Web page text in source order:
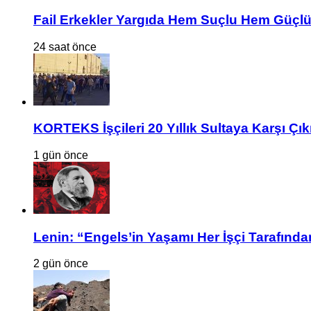
Fail Erkekler Yargıda Hem Suçlu Hem
24 saat önce
KORTEKS İşçileri 20 Yıllık Sultaya Karşı
1 gün önce
Lenin: “Engels’in Yaşamı Her İşçi
2 gün önce